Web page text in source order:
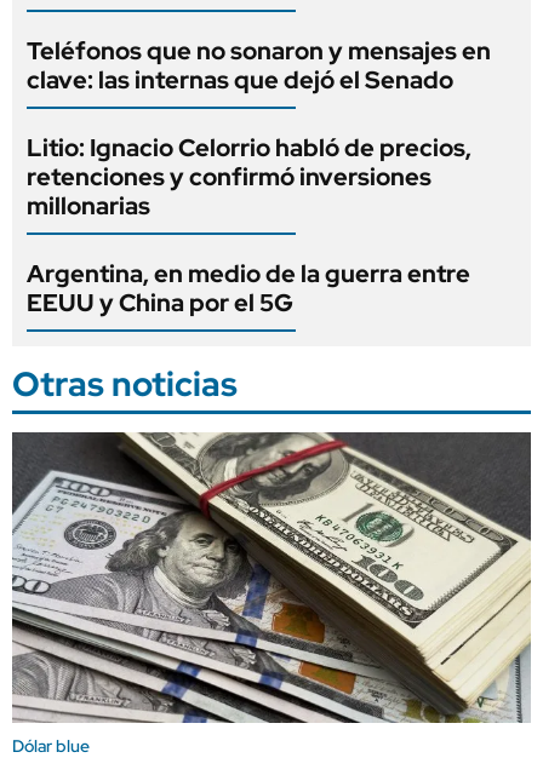
Teléfonos que no sonaron y mensajes en
clave: las internas que dejó el Senado
Litio: Ignacio Celorrio habló de precios,
retenciones y confirmó inversiones
millonarias
Argentina, en medio de la guerra entre
EEUU y China por el 5G
Otras noticias
Dólar blue